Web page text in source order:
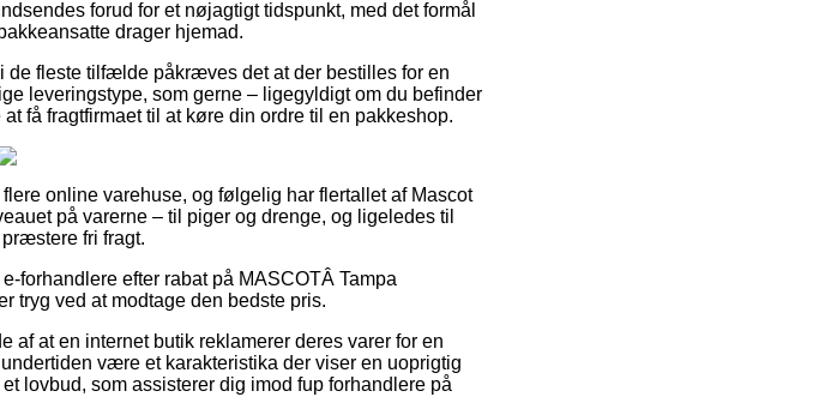
forud for et nøjagtigt tidspunkt, med det formål
drager hjemad.
de fleste tilfælde påkræves det at der bestilles for en
leveringstype, som gerne – ligegyldigt om du befinder
få fragtfirmaet til at køre din ordre til en pakkeshop.
online varehuse, og følgelig har flertallet af Mascot
på varerne – til piger og drenge, og ligeledes til
fri fragt.
forhandlere efter rabat på MASCOTÂ Tampa
tryg ved at modtage den bedste pris.
at en internet butik reklamerer deres varer for en
være et karakteristika der viser en uoprigtig
lovbud, som assisterer dig imod fup forhandlere på